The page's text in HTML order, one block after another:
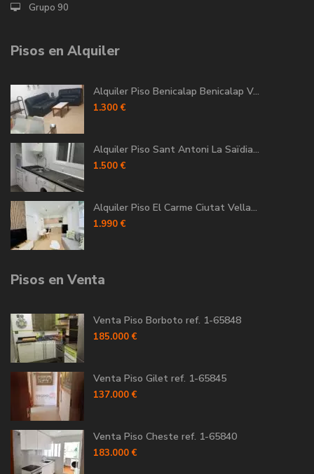
Grupo 90
Pisos en Alquiler
Alquiler Piso Benicalap Benicalap V...
1.300 €
Alquiler Piso Sant Antoni La Saïdia...
1.500 €
Alquiler Piso El Carme Ciutat Vella...
1.990 €
Pisos en Venta
Venta Piso Borboto ref. 1-65848
185.000 €
Venta Piso Gilet ref. 1-65845
137.000 €
Venta Piso Cheste ref. 1-65840
183.000 €